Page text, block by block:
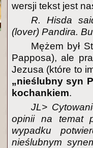
wersji tekst jest
R. Hisda
(lover) Pandira.
Mężem był
Papposa), ale
Jezusa (które to
„nieślubny syn
kochankiem.
JL>
opinii na temat
wypadku
nieślubnym